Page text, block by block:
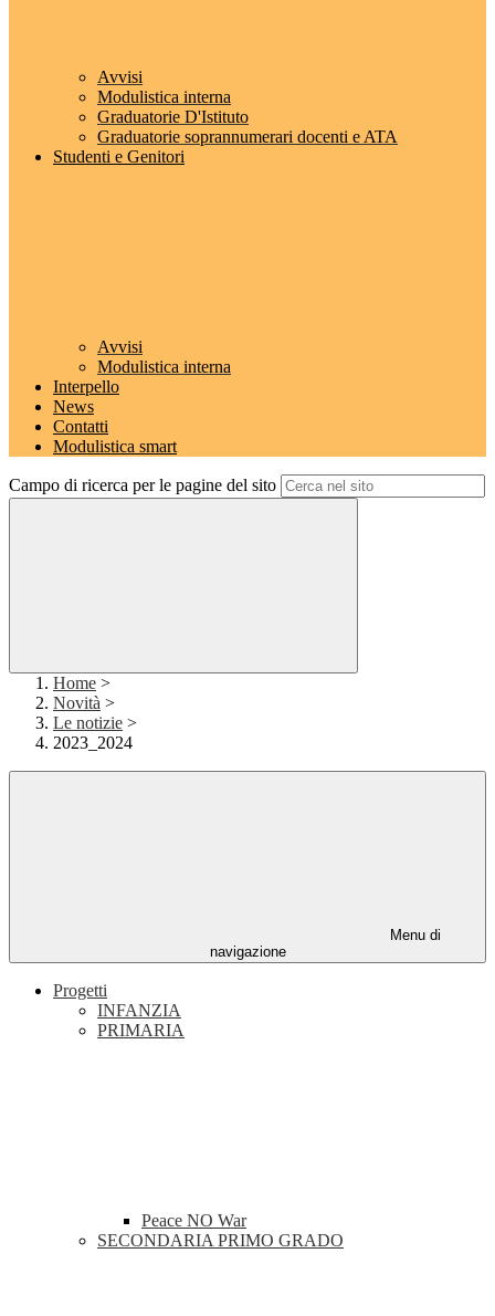
Avvisi
Modulistica interna
Graduatorie D'Istituto
Graduatorie soprannumerari docenti e ATA
Studenti e Genitori
Avvisi
Modulistica interna
Interpello
News
Contatti
Modulistica smart
Campo di ricerca per le pagine del sito
Home >
Novità >
Le notizie >
2023_2024
Menu di
navigazione
Progetti
INFANZIA
PRIMARIA
Peace NO War
SECONDARIA PRIMO GRADO